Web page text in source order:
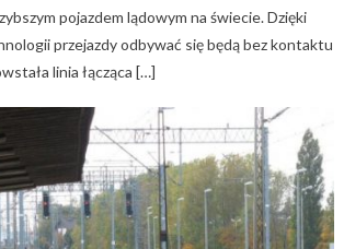
pojazdem lądowym na świecie. Dzięki
przejazdy odbywać się będą bez kontaktu
linia łącząca […]